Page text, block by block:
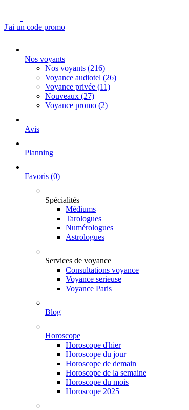
J'ai un code promo
Nos voyants
Nos voyants (216)
Voyance audiotel (26)
Voyance privée (11)
Nouveaux (27)
Voyance promo (2)
Avis
Planning
Favoris (0)
Spécialités
Médiums
Tarologues
Numérologues
Astrologues
Services de voyance
Consultations voyance
Voyance serieuse
Voyance Paris
Blog
Horoscope
Horoscope d'hier
Horoscope du jour
Horoscope de demain
Horoscope de la semaine
Horoscope du mois
Horoscope 2025